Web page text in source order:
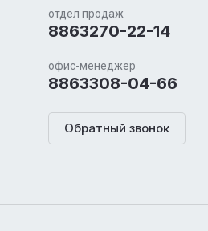
отдел продаж
8863270-22-14
офис-менеджер
8863308-04-66
Обратный звонок